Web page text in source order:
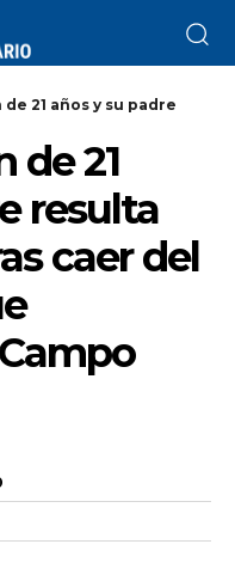
21 años y su padre
de 21
resulta
caer del